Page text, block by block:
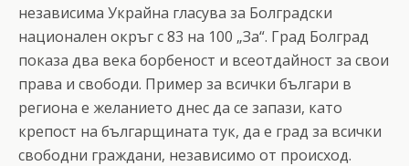
независима Украйна гласува за Болградски
национален окръг с 83 на 100 „За“. Град Болград
показа два века борбеност и всеотдайност за свои
права и свободи. Пример за всички българи в
региона е желанието днес да се запази, като
крепост на българщината тук, да е град за всички
свободни граждани, независимо от происход.